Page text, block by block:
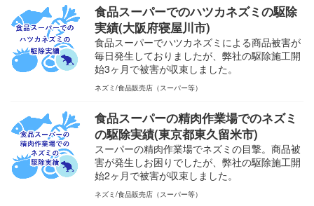
食品スーパーでのハツカネズミの駆除
実績(大阪府寝屋川市)
食品スーパーでハツカネズミによる商品被害が
毎日発生しておりましたが、弊社の駆除施工開
始3ヶ月で被害が収束しました。
ネズミ 食品販売店（スーパー等）
食品スーパーの精肉作業場でのネズミ
の駆除実績(東京都東久留米市)
スーパーの精肉作業場でネズミの目撃。商品被
害が発生しお困りでしたが、弊社の駆除施工開
始2ヶ月で被害が収束しました。
ネズミ 食品販売店（スーパー等）